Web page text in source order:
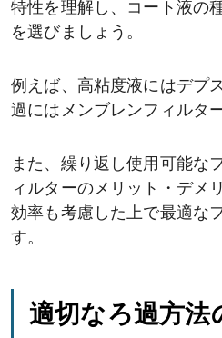
特性を理解し、コート液の
を選びましょう。
例えば、高粘度液にはデプ
過にはメンブレンフィルタ
また、繰り返し使用可能な
ィルターのメリット・デメ
効率も考慮した上で最適な
す。
適切なろ過方法